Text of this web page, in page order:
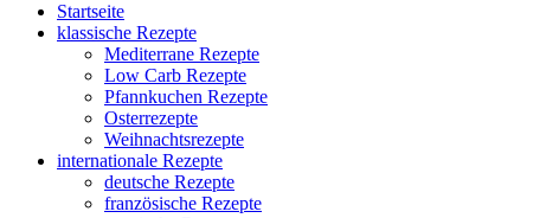
Startseite
klassische Rezepte
Mediterrane Rezepte
Low Carb Rezepte
Pfannkuchen Rezepte
Osterrezepte
Weihnachtsrezepte
internationale Rezepte
deutsche Rezepte
französische Rezepte